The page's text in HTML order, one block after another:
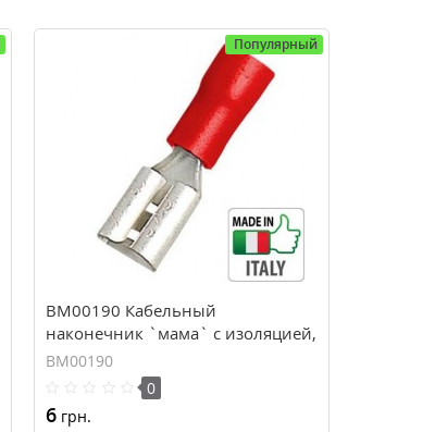
Популярный
BM00190 Кабельный
наконечник `мама` с изоляцией,
сечение 0.25-1.5 мм, 6,3*0,8
BM00190
0
6грн.